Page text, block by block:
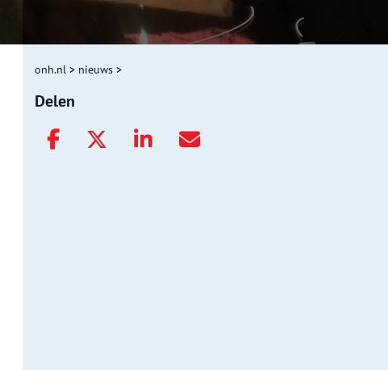
onh.nl > nieuws >
Delen